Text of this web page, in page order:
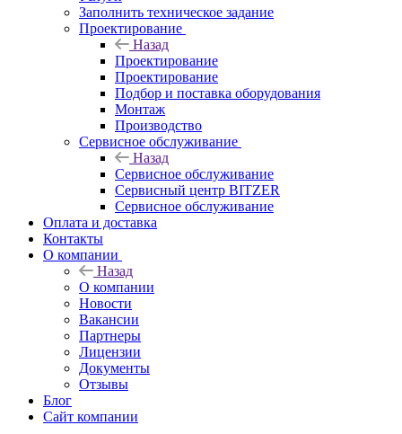
Заполнить техническое задание
Проектирование
Назад
Проектирование
Проектирование
Подбор и поставка оборудования
Монтаж
Производство
Сервисное обслуживание
Назад
Сервисное обслуживание
Сервисный центр BITZER
Сервисное обслуживание
Оплата и доставка
Контакты
О компании
Назад
О компании
Новости
Вакансии
Партнеры
Лицензии
Документы
Отзывы
Блог
Сайт компании